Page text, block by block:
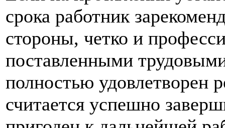
срока работник
стороны, четко и
поставленными
полностью удовлетворен
считается успешно